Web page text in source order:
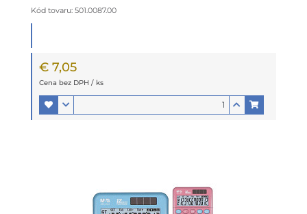
Kód tovaru: 501.0087.00
€ 7,05
Cena bez DPH / ks